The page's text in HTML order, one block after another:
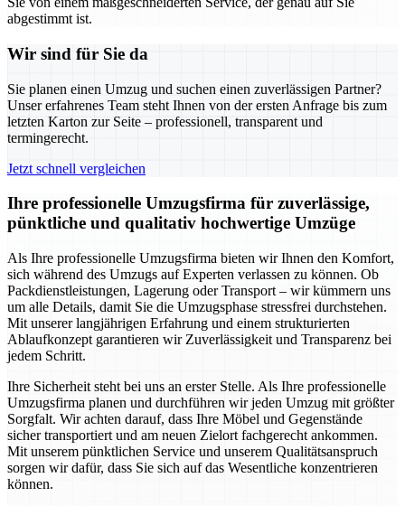
abgestimmt ist.
Wir sind für Sie da
Sie planen einen Umzug und suchen einen zuverlässigen Partner?
Unser erfahrenes Team steht Ihnen von der ersten Anfrage bis zum
letzten Karton zur Seite – professionell, transparent und
termingerecht.
Jetzt schnell vergleichen
Ihre professionelle Umzugsfirma für zuverlässige,
pünktliche und qualitativ hochwertige Umzüge
Als Ihre professionelle Umzugsfirma bieten wir Ihnen den Komfort,
sich während des Umzugs auf Experten verlassen zu können. Ob
Packdienstleistungen, Lagerung oder Transport – wir kümmern uns
um alle Details, damit Sie die Umzugsphase stressfrei durchstehen.
Mit unserer langjährigen Erfahrung und einem strukturierten
Ablaufkonzept garantieren wir Zuverlässigkeit und Transparenz bei
jedem Schritt.
Ihre Sicherheit steht bei uns an erster Stelle. Als Ihre professionelle
Umzugsfirma planen und durchführen wir jeden Umzug mit größter
Sorgfalt. Wir achten darauf, dass Ihre Möbel und Gegenstände
sicher transportiert und am neuen Zielort fachgerecht ankommen.
Mit unserem pünktlichen Service und unserem Qualitätsanspruch
sorgen wir dafür, dass Sie sich auf das Wesentliche konzentrieren
können.